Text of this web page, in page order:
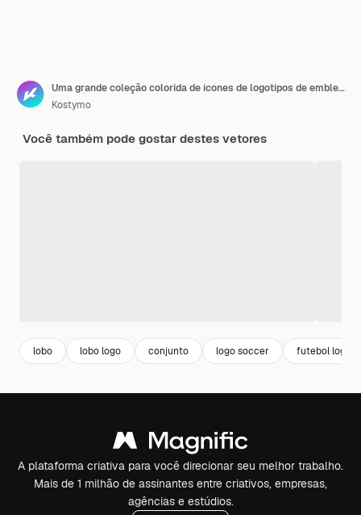
Uma grande coleção colorida de ícones de logotipos de emblemas de um lobo uivante que ruge Uma fera perigosa um predador selvagem um morador da floresta Ilustração vetorial isolada no fundo
Kostymo
Você também pode gostar destes vetores
lobo lobo logo conjunto logo soccer futebol logo
A plataforma criativa para você direcionar seu melhor trabalho.
Mais de 1 milhão de assinantes entre criativos, empresas,
agências e estúdios.